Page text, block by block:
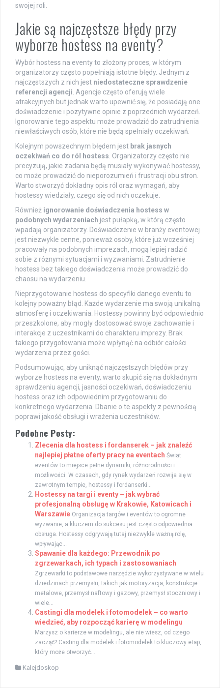
swojej roli.
Jakie są najczęstsze błędy przy
wyborze hostess na eventy?
Wybór hostess na eventy to złożony proces, w którym
organizatorzy często popełniają istotne błędy. Jednym z
najczęstszych z nich jest niedostateczne sprawdzenie
referencji agencji . Agencje często oferują wiele
atrakcyjnych but jednak warto upewnić się, że posiadają one
doświadczenie i pozytywne opinie z poprzednich wydarzeń.
Ignorowanie tego aspektu może prowadzić do zatrudnienia
niewłaściwych osób, które nie będą spełniały oczekiwań.
Kolejnym powszechnym błędem jest brak jasnych
oczekiwań co do ról hostess . Organizatorzy często nie
precyzują, jakie zadania będą musiały wykonywać hostessy,
co może prowadzić do nieporozumień i frustracji obu stron.
Warto stworzyć dokładny opis ról oraz wymagań, aby
hostessy wiedziały, czego się od nich oczekuje.
Również ignorowanie doświadczenia hostess w
podobnych wydarzeniach jest pułapką, w którą często
wpadają organizatorzy. Doświadczenie w branży eventowej
jest niezwykle cenne, ponieważ osoby, które już wcześniej
pracowały na podobnych imprezach, mogą lepiej radzić
sobie z różnymi sytuacjami i wyzwaniami. Zatrudnienie
hostess bez takiego doświadczenia może prowadzić do
chaosu na wydarzeniu.
Nieprzygotowanie hostess do specyfiki danego eventu to
kolejny poważny błąd. Każde wydarzenie ma swoją unikalną
atmosferę i oczekiwania. Hostessy powinny być odpowiednio
przeszkolone, aby mogły dostosować swoje zachowanie i
interakcje z uczestnikami do charakteru imprezy. Brak
takiego przygotowania może wpłynąć na odbiór całości
wydarzenia przez gości.
Podsumowując, aby uniknąć najczęstszych błędów przy
wyborze hostess na eventy, warto skupić się na dokładnym
sprawdzeniu agencji, jasności oczekiwań, doświadczeniu
hostess oraz ich odpowiednim przygotowaniu do
konkretnego wydarzenia. Dbanie o te aspekty z pewnością
poprawi jakość obsługi i wrażenia uczestników.
Podobne Posty:
Zlecenia dla hostess i fordanserek – jak znaleźć
najlepiej płatne oferty pracy na eventach Świat
eventów to miejsce pełne dynamiki, różnorodności i
możliwości. W czasach, gdy rynek wydarzeń rozwija się w
zawrotnym tempie, hostessy i fordanserki...
Hostessy na targi i eventy – jak wybrać
profesjonalną obsługę w Krakowie, Katowicach i
Warszawie Organizacja targów i eventów to ogromne
wyzwanie, a kluczem do sukcesu jest często odpowiednia
obsługa. Hostessy odgrywają tutaj niezwykle ważną rolę,
wpływając...
Spawanie dla każdego: Przewodnik po
zgrzewarkach, ich typach i zastosowaniach
Zgrzewarki to podstawowe narzędzie wykorzystywane w wielu
dziedzinach przemysłu, takich jak motoryzacja, konstrukcje
metalowe, przemysł naftowy i gazowy, przemysł stoczniowy i
wiele...
Castingi dla modelek i fotomodelek – co warto
wiedzieć, aby rozpocząć karierę w modelingu
Marzysz o karierze w modelingu, ale nie wiesz, od czego
zacząć? Casting dla modelek i fotomodelek to kluczowy etap,
który może otworzyć...
Kalejdoskop